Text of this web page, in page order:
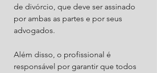
de divórcio, que deve ser assinado
por ambas as partes e por seus
advogados.
Além disso, o profissional é
responsável por garantir que todos